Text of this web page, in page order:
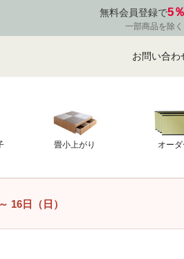
無料会員登録で5
一部商品を除く
お問い合わ
畳小上がり オー
～ 16日（日）
商品番号/JAN